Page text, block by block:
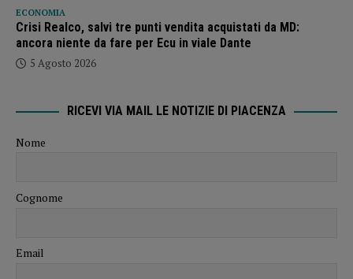
ECONOMIA
Crisi Realco, salvi tre punti vendita acquistati da MD:
ancora niente da fare per Ecu in viale Dante
5 Agosto 2026
RICEVI VIA MAIL LE NOTIZIE DI PIACENZA
Nome
Cognome
Email